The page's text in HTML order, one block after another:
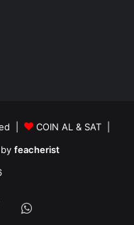
|
COIN AL & SAT |
feacherist
WhatsApp